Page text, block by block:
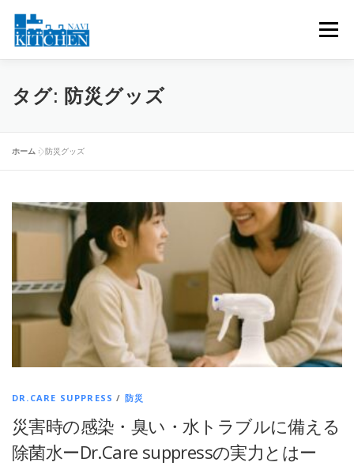
メニュー
キッチンNAVI 商品一覧
アルカリ水クリーナー
お問合せ
タグ: 防災グッズ
ホーム »防災グッズ
DR.CARE SUPPRESS / 防災
災害時の感染・臭い・水トラブルに備える
除菌水ーDr.Care suppressの実力とはー